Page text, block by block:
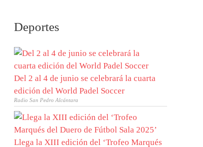
Deportes
Del 2 al 4 de junio se celebrará la cuarta
edición del World Padel Soccer
Radio San Pedro Alcántara
Llega la XIII edición del ‘Trofeo Marqués